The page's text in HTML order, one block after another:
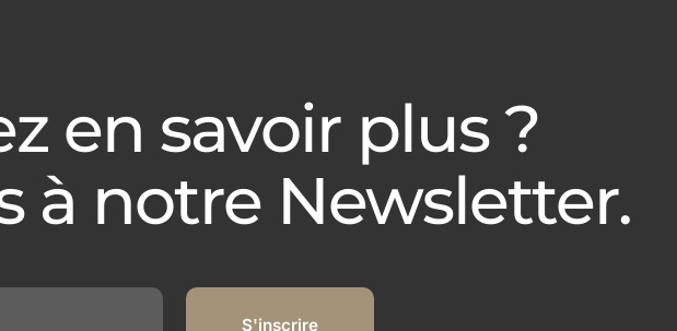
en savoir plus ?
à notre Newsletter.